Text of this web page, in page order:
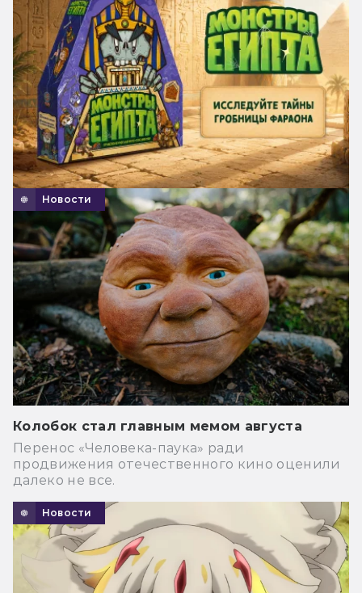
Новости
Колобок стал главным мемом августа
Перенос «Человека-паука» ради
продвижения отечественного кино оценили
далеко не все.
Новости